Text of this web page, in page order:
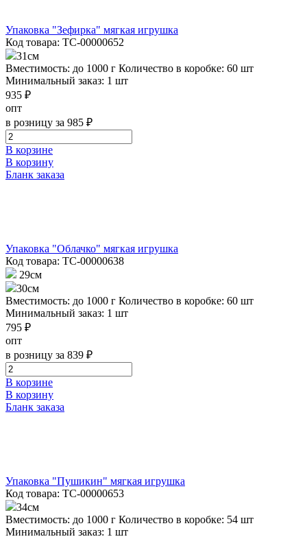
Упаковка "Зефирка" мягкая игрушка
Код товара: ТС-00000652
31см
Вместимость: до 1000 г Количество в коробке: 60 шт
Минимальный заказ: 1 шт
935 ₽
опт
в розницу за 985 ₽
В корзине
В корзину
Бланк заказа
Упаковка "Облачко" мягкая игрушка
Код товара: ТС-00000638
29см
30см
Вместимость: до 1000 г Количество в коробке: 60 шт
Минимальный заказ: 1 шт
795 ₽
опт
в розницу за 839 ₽
В корзине
В корзину
Бланк заказа
Упаковка "Пушикин" мягкая игрушка
Код товара: ТС-00000653
34см
Вместимость: до 1000 г Количество в коробке: 54 шт
Минимальный заказ: 1 шт